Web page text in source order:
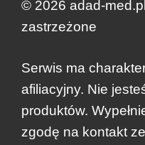
© 2026 adad-
zastrzeżone
Serwis ma
afiliacyjny. Nie
produktów.
zgodę na kontakt